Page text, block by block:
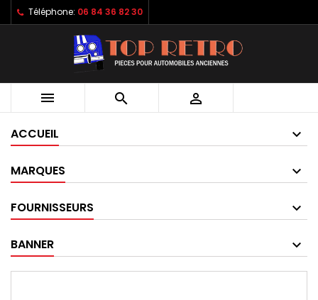
Téléphone: 06 84 36 82 30
  
ACCUEIL
MARQUES
FOURNISSEURS
BANNER